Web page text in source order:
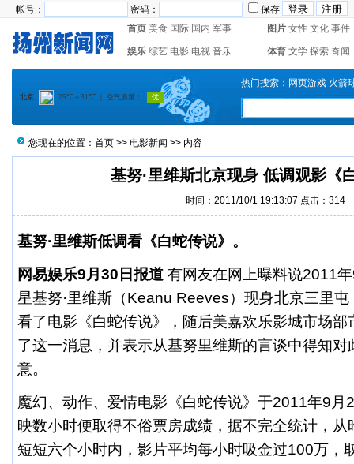
帐号： 密码：
保存
首页 美食 国际 国内 军事 图片 女性 文化 事件
娱乐 综艺 电影 电视 音乐 体育 文学 探索 奇闻
热门搜索： 网页游戏 火箭
您现在的位置： 首页 >> 电影新闻 >> 内容
基努·里维斯北京现身 低调观影《
时间：2011/10/1 19:13:07 点击： 314
基努·里维斯低调看《白蛇传说》。
网易娱乐9月30日报道 有网友在网上曝料说2011
星基努·里维斯（Keanu Reeves）现身北京三里
看了电影《白蛇传说》，随后美嘉欢乐影城市场部
了这一消息，并表示从基努里维斯的言谈中得知对
意。
魔幻、动作、爱情电影《白蛇传说》于2011年9月
映数小时便取得不俗票房成绩，据不完全统计，
短短六个小时内，影片平均每小时吸金过100万，